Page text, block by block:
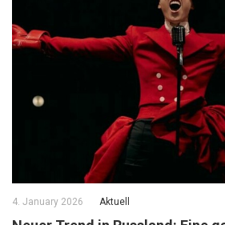
4. January 2026 Aktuell